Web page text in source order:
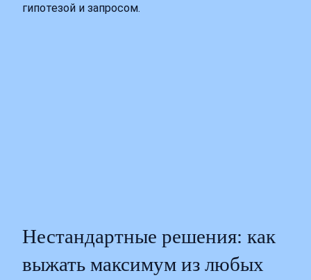
гипотезой и запросом.
Нестандартные решения: как
выжать максимум из любых